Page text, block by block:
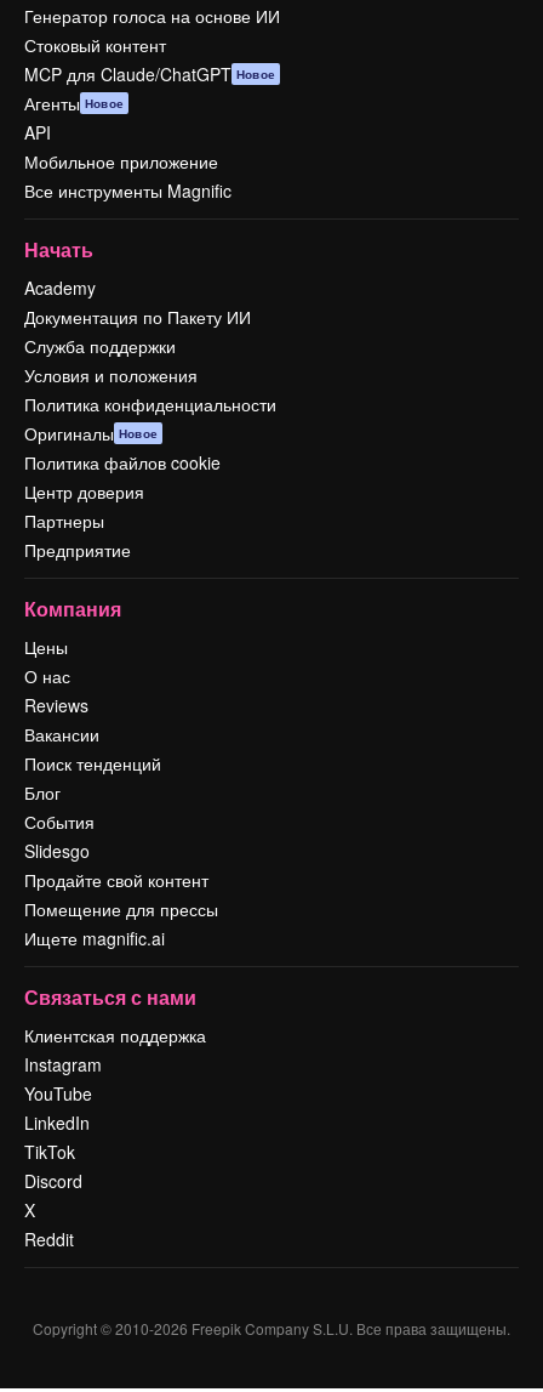
Генератор голоса на основе ИИ
Стоковый контент
MCP для Claude/ChatGPT Новое
Агенты Новое
API
Мобильное приложение
Все инструменты Magnific
Начать
Academy
Документация по Пакету ИИ
Служба поддержки
Условия и положения
Политика конфиденциальности
Оригиналы Новое
Политика файлов cookie
Центр доверия
Партнеры
Предприятие
Компания
Цены
О нас
Reviews
Вакансии
Поиск тенденций
Блог
События
Slidesgo
Продайте свой контент
Помещение для прессы
Ищете magnific.ai
Связаться с нами
Клиентская поддержка
Instagram
YouTube
LinkedIn
TikTok
Discord
X
Reddit
Copyright © 2010-2026 Freepik Company S.L.U. Все права защищены.